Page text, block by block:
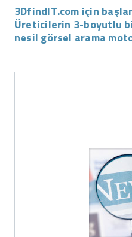
3DfindIT.com için
Üreticilerin 3-boyutlu
nesil görsel arama